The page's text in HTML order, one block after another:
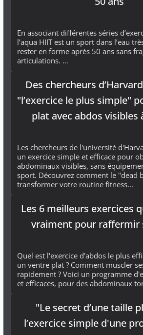
En associant différentes séries
l’aqua HIIT est un sport dans l’eau
rester en forme après 50 ans sans
articulations. …
Des chercheurs
"l’exercice le plus simple"
plat avec abdos visibles
Les chercheurs de l'université
un exercice simple et efficace pour
abdominaux visibles, sans
sport. Découvrez comment le "dead
transformer votre routine fitness...
Les 6 meilleurs exercices
vraiment pour raffermir
Quel est l'exercice d'abdos le plus
un ventre plat ? Comment muscler
rapidement ? Voici un programme
et efficaces, pour des abdominaux
"Le secret d’une taille
l’exercice simple d'une